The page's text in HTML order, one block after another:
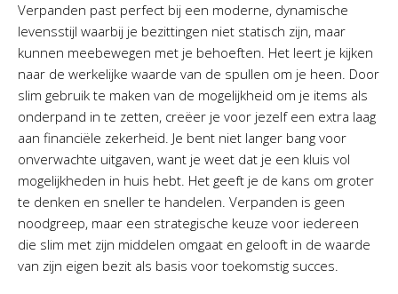
Verpanden past perfect bij een moderne, dynamische
levensstijl waarbij je bezittingen niet statisch zijn, maar
kunnen meebewegen met je behoeften. Het leert je kijken
naar de werkelijke waarde van de spullen om je heen. Door
slim gebruik te maken van de mogelijkheid om je items als
onderpand in te zetten, creëer je voor jezelf een extra laag
aan financiële zekerheid. Je bent niet langer bang voor
onverwachte uitgaven, want je weet dat je een kluis vol
mogelijkheden in huis hebt. Het geeft je de kans om groter
te denken en sneller te handelen. Verpanden is geen
noodgreep, maar een strategische keuze voor iedereen
die slim met zijn middelen omgaat en gelooft in de waarde
van zijn eigen bezit als basis voor toekomstig succes.